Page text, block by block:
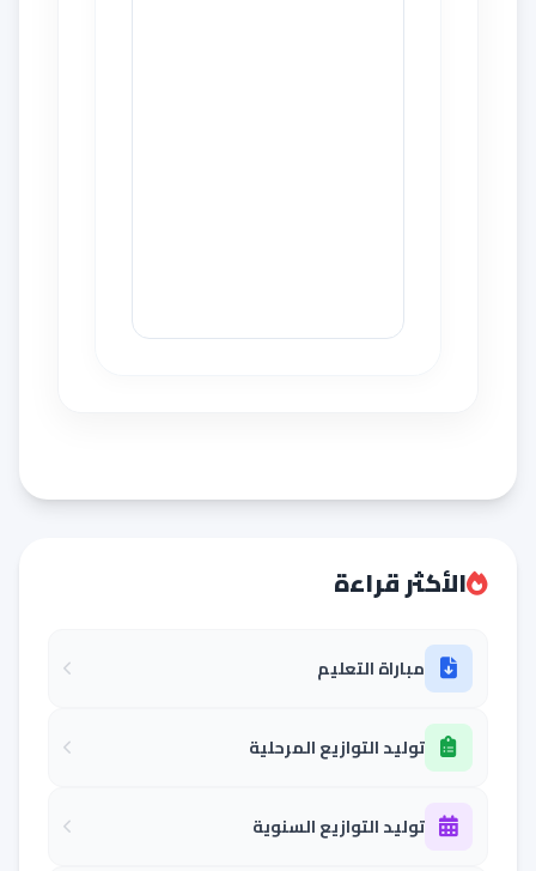
الأكثر قراءة
مباراة التعليم
توليد التوازيع المرحلية
توليد التوازيع السنوية